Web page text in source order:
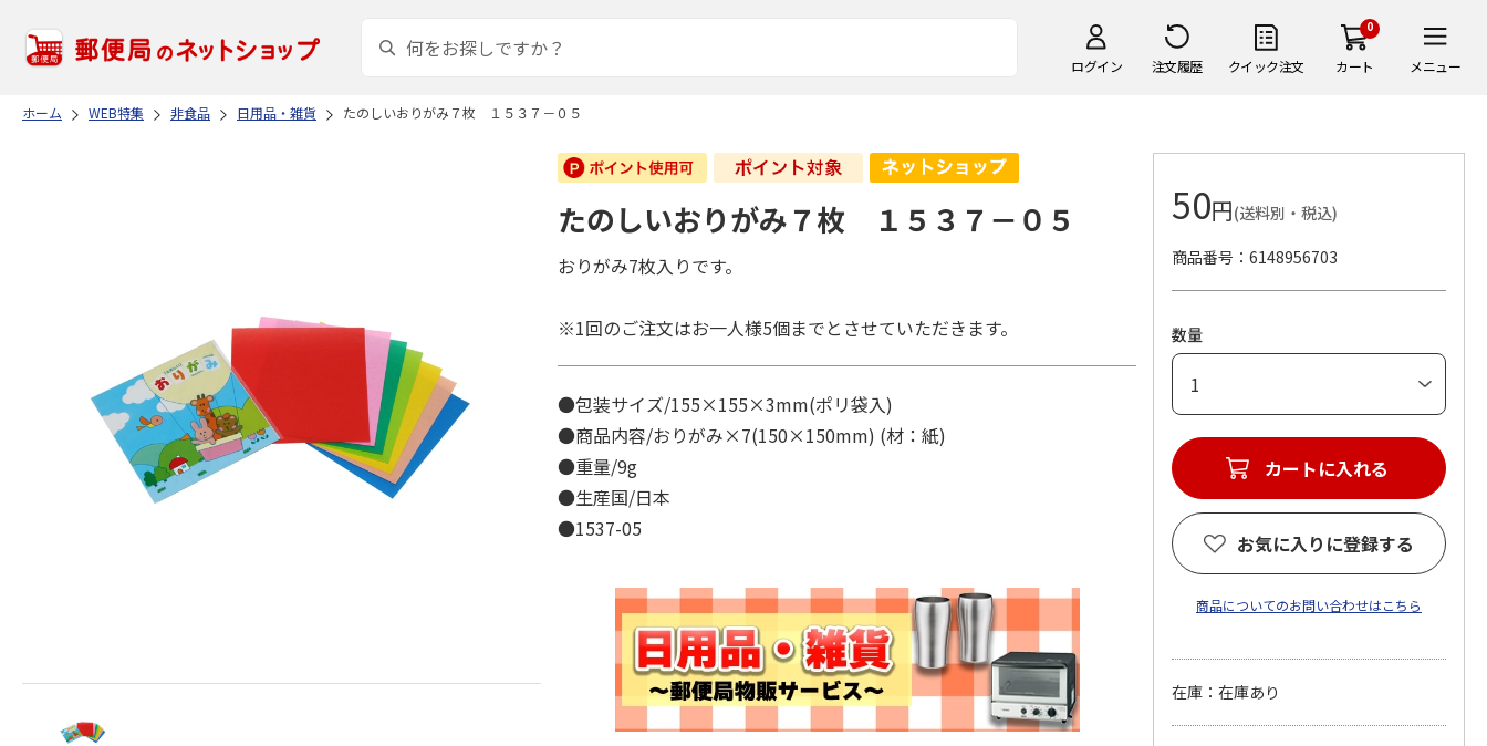
ログイン 注文履歴 クイック注文
0
カート メニュー
ホーム WEB特集 非食品 日用品・雑貨 たのしいおりがみ７枚 １５３７－０５
たのしいおりがみ７枚 １５３７－０５
おりがみ7枚入りです。
※1回のご注文はお一人様5個までとさせていただきます。
●包装サイズ/155×155×3mm(ポリ袋入)
●商品内容/おりがみ×7(150×150mm) (材：紙)
●重量/9g
●生産国/日本
●1537-05
50円(送料別・税込)
商品番号
6148956703
数量
カートに入れる
お気に入りに登録する
商品についてのお問い合わせはこちら
在庫：在庫あり